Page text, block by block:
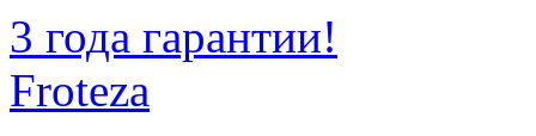
3 года гарантии!
Froteza